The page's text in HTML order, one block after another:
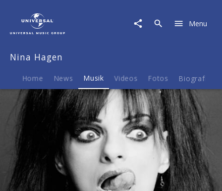
Musik
Star
Menu
Nina Hagen
Home News Musik Videos Fotos Biografie